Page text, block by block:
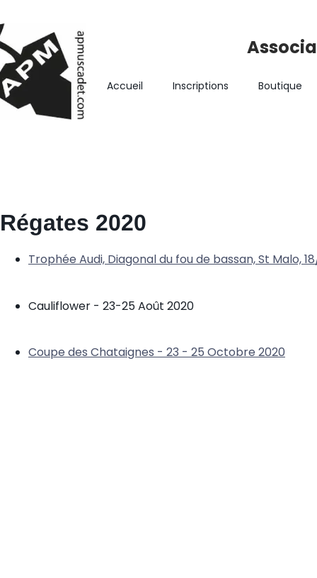
Accueil Inscriptions Boutique
Régates 2020
Trophée Audi, Diagonal du fou de bassan, St Malo,
Cauliflower - 23-25 Août 2020
Coupe des Chataignes - 23 - 25 Octobre 2020